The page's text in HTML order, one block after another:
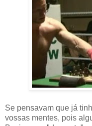
Se pensavam que já
vossas mentes, pois